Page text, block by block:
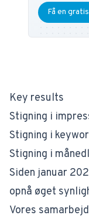
Få en
Key results
Stigning i
Stigning i
Stigning i
Siden januar
opnå øget
Vores